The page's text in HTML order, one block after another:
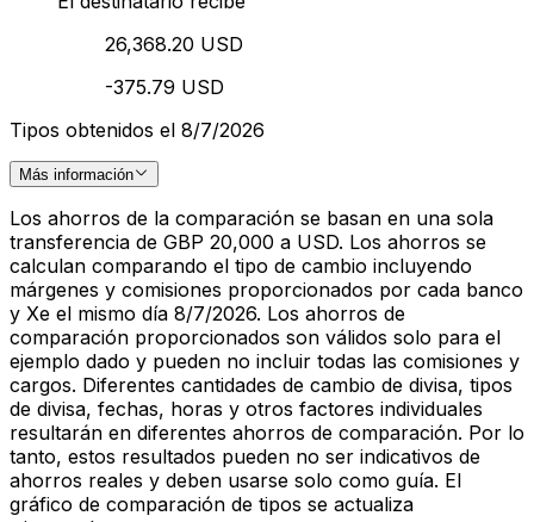
26,368.20 USD
-375.79 USD
Tipos obtenidos el 8/7/2026
Más información
Los ahorros de la comparación se basan en una sola
transferencia de GBP 20,000 a USD. Los ahorros se
calculan comparando el tipo de cambio incluyendo
márgenes y comisiones proporcionados por cada banco
y Xe el mismo día 8/7/2026. Los ahorros de
comparación proporcionados son válidos solo para el
ejemplo dado y pueden no incluir todas las comisiones y
cargos. Diferentes cantidades de cambio de divisa, tipos
de divisa, fechas, horas y otros factores individuales
resultarán en diferentes ahorros de comparación. Por lo
tanto, estos resultados pueden no ser indicativos de
ahorros reales y deben usarse solo como guía. El
gráfico de comparación de tipos se actualiza